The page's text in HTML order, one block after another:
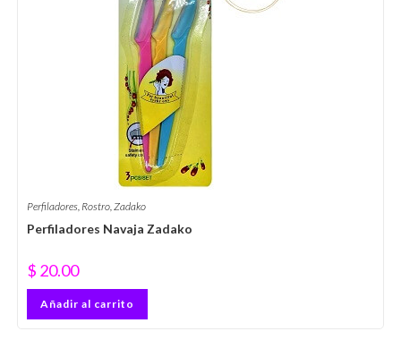
Perfiladores, Rostro, Zadako
Perfiladores Navaja Zadako
$ 20.00
Añadir al carrito